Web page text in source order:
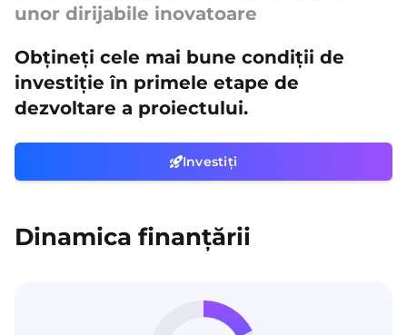
unor dirijabile inovatoare
Obțineți cele mai bune condiții de
investiție în primele etape de
dezvoltare a proiectului.
Investiți
Dinamica finanțării